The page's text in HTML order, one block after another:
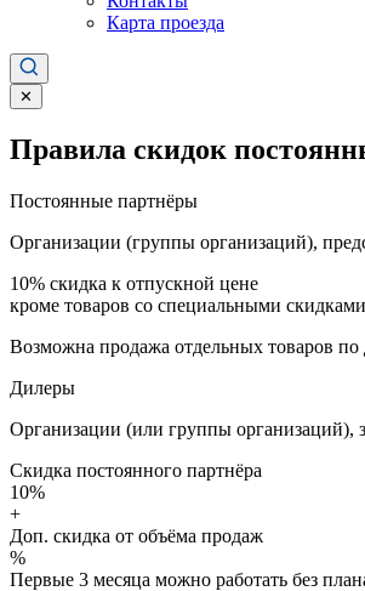
Карта проезда
✕
Правила скидок
Постоянные партнёры
Организации (группы организаций),
10% скидка к отпускной цене
кроме товаров со специальными скидками
Возможна продажа отдельных товаров
Дилеры
Организации (или группы
Скидка постоянного партнёра
10%
+
Доп. скидка от объёма продаж
%
Первые 3 месяца можно работать без